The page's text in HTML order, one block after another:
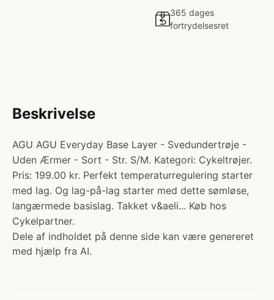
365 dages
fortrydelsesret
Beskrivelse
AGU AGU Everyday Base Layer - Svedundertrøje -
Uden Ærmer - Sort - Str. S/M. Kategori: Cykeltrøjer.
Pris: 199.00 kr. Perfekt temperaturregulering starter
med lag. Og lag-på-lag starter med dette sømløse,
langærmede basislag. Takket v&aeli... Køb hos
Cykelpartner.
Dele af indholdet på denne side kan være genereret
med hjælp fra AI.